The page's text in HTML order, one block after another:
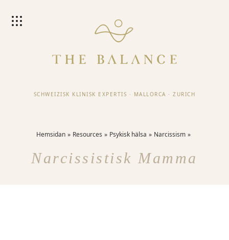
SCHWEIZISK KLINISK EXPERTIS · MALLORCA · ZURICH
Hemsidan Resources Psykisk hälsa Narcissism
Narcissistisk Mamma